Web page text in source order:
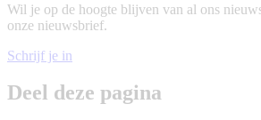
Wil je op de hoogte blijven van al ons
onze nieuwsbrief.
Schrijf je in
Deel deze pagina